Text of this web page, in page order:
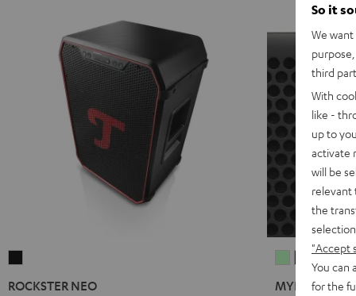
ROCKSTER NEO
MYNDMYND
MYND
So it
We
third
With
like -
up to
activate
will be
relevant
the
"Accept
You can
for the